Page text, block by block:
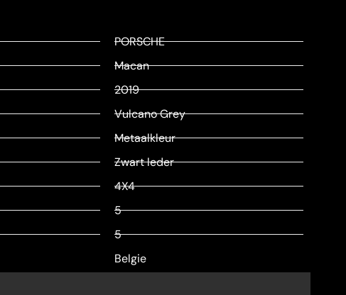
PORSCHE
Macan
2019
Vulcano Grey
Metaalkleur
Zwart leder
4X4
5
5
Belgie